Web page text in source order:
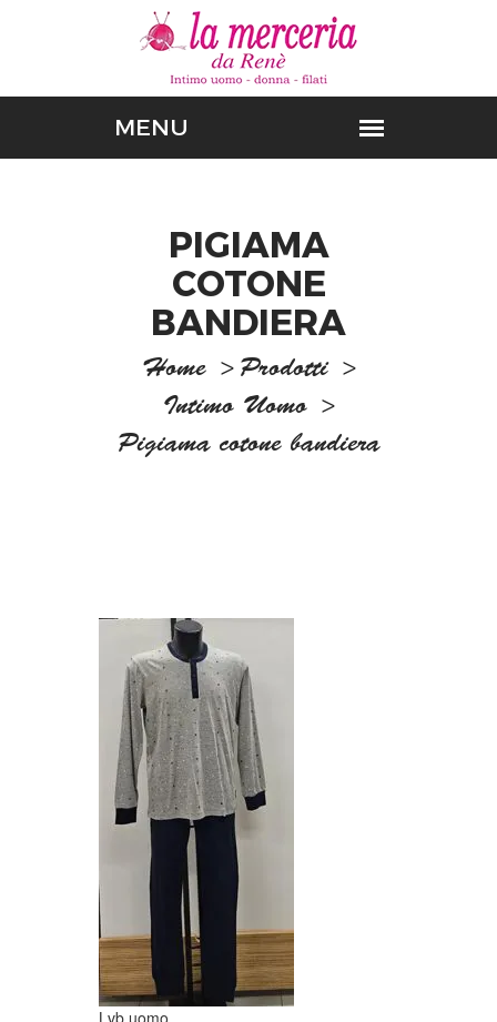
PIGIAMA
COTONE
BANDIERA
Home > Prodotti >
Intimo Uomo >
Pigiama cotone bandiera
Lvb uomo